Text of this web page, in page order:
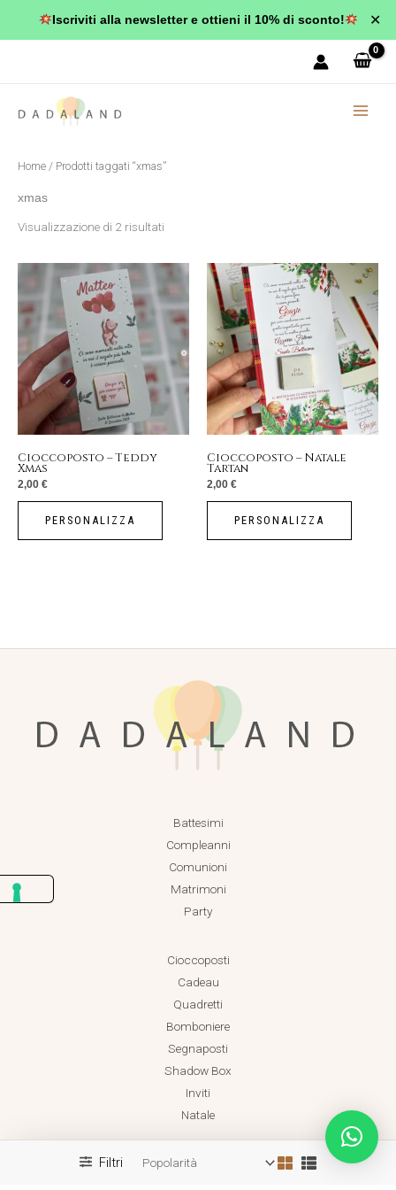
Iscriviti alla newsletter e ottieni il 10% di sconto! ✕
Home / Prodotti taggati “xmas”
xmas
Visualizzazione di 2 risultati
Popolarità
Filtri
Cioccoposto – Teddy
Xmas
2,00 €
PERSONALIZZA
Cioccoposto – Natale
Tartan
2,00 €
PERSONALIZZA
Battesimi
Compleanni
Comunioni
Matrimoni
Party
Cioccoposti
Cadeau
Quadretti
Bomboniere
Segnaposti
Shadow Box
Inviti
Natale
Realizzato da Dadaland